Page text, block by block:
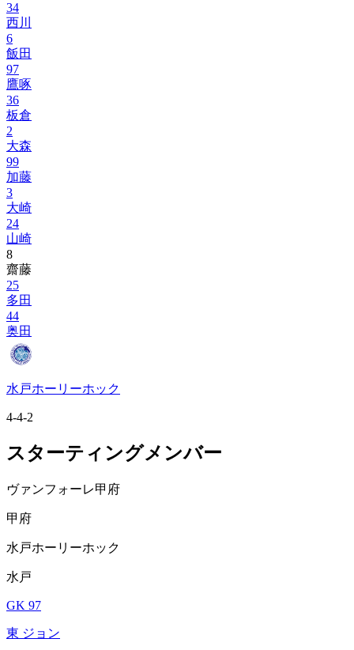
34
西川
6
飯田
97
鷹啄
36
板倉
2
大森
99
加藤
3
大崎
24
山崎
8
齋藤
25
多田
44
奥田
水戸ホーリーホック
4-4-2
スターティングメンバー
ヴァンフォーレ甲府
甲府
水戸ホーリーホック
水戸
GK 97
東 ジョン